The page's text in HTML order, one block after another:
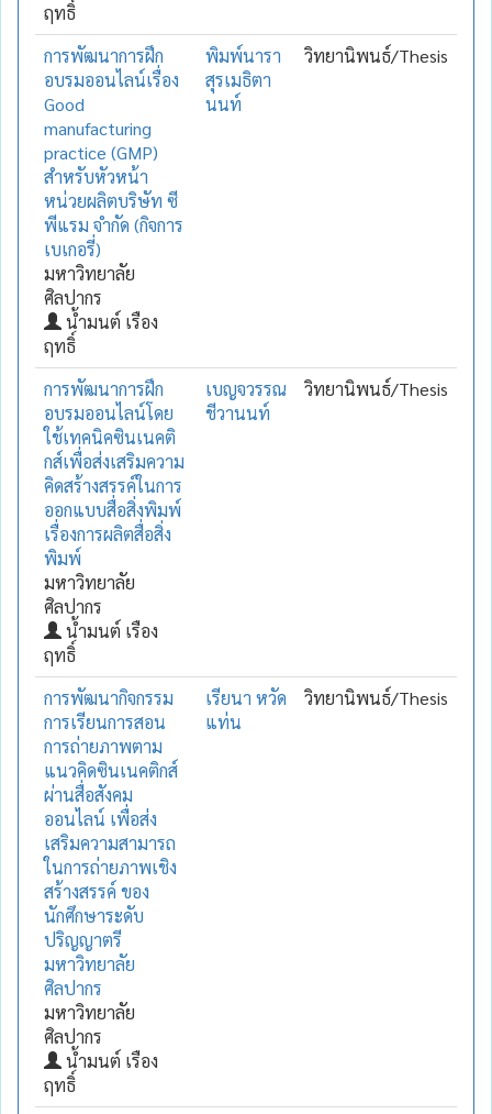
ฤทธิ์
การพัฒนาการฝึก
อบรมออนไลน์เรื่อง
Good
manufacturing
practice (GMP)
สำหรับหัวหน้า
หน่วยผลิตบริษัท ซี
พีแรม จำกัด (กิจการ
เบเกอรี่)
มหาวิทยาลัย
ศิลปากร
น้ำมนต์ เรือง
ฤทธิ์
พิมพ์นารา
สุรเมธิตา
นนท์
วิทยานิพนธ์/Thesis
การพัฒนาการฝึก
อบรมออนไลน์โดย
ใช้เทคนิคซินเนคติ
กส์เพื่อส่งเสริมความ
คิดสร้างสรรค์ในการ
ออกแบบสื่อสิ่งพิมพ์
เรื่องการผลิตสื่อสิ่ง
พิมพ์
มหาวิทยาลัย
ศิลปากร
น้ำมนต์ เรือง
ฤทธิ์
เบญจวรรณ
ชีวานนท์
วิทยานิพนธ์/Thesis
การพัฒนากิจกรรม
การเรียนการสอน
การถ่ายภาพตาม
แนวคิดซินเนคติกส์
ผ่านสื่อสังคม
ออนไลน์ เพื่อส่ง
เสริมความสามารถ
ในการถ่ายภาพเชิง
สร้างสรรค์ ของ
นักศึกษาระดับ
ปริญญาตรี
มหาวิทยาลัย
ศิลปากร
มหาวิทยาลัย
ศิลปากร
น้ำมนต์ เรือง
ฤทธิ์
เรียนา หวัด
แท่น
วิทยานิพนธ์/Thesis